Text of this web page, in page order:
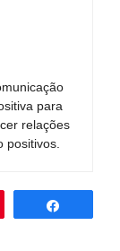
para
relações
positivos.